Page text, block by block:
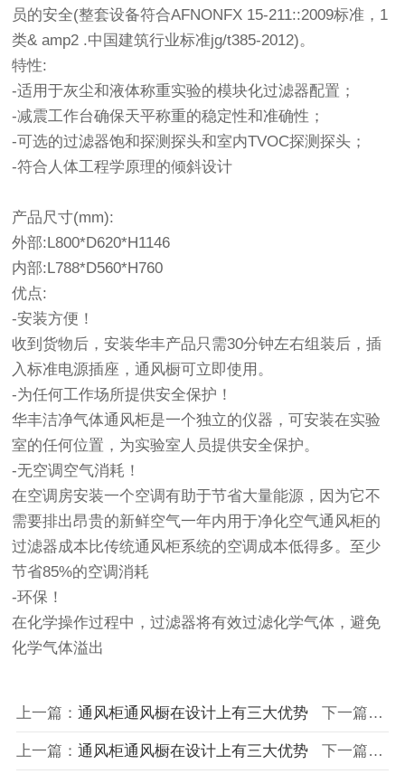
员的安全(整套设备符合AFNONFX 15-211::2009标准，1
类& amp2 .中国建筑行业标准jg/t385-2012)。
特性:
-适用于灰尘和液体称重实验的模块化过滤器配置；
-减震工作台确保天平称重的稳定性和准确性；
-可选的过滤器饱和探测探头和室内TVOC探测探头；
-符合人体工程学原理的倾斜设计
产品尺寸(mm):
外部:L800*D620*H1146
内部:L788*D560*H760
优点:
-安装方便！
收到货物后，安装华丰产品只需30分钟左右组装后，插
入标准电源插座，通风橱可立即使用。
-为任何工作场所提供安全保护！
华丰洁净气体通风柜是一个独立的仪器，可安装在实验
室的任何位置，为实验室人员提供安全保护。
-无空调空气消耗！
在空调房安装一个空调有助于节省大量能源，因为它不
需要排出昂贵的新鲜空气一年内用于净化空气通风柜的
过滤器成本比传统通风柜系统的空调成本低得多。至少
节省85%的空调消耗
-环保！
在化学操作过程中，过滤器将有效过滤化学气体，避免
化学气体溢出
上一篇： 通风柜通风橱在设计上有三大优势下一篇：
上一篇： 通风柜通风橱在设计上有三大优势下一篇：